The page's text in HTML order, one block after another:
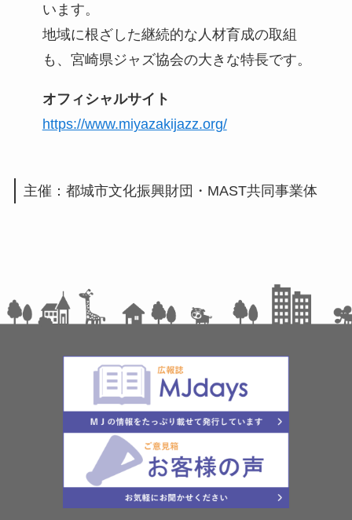
います。
地域に根ざした継続的な人材育成の取組
も、宮崎県ジャズ協会の大きな特長です。
オフィシャルサイト
https://www.miyazakijazz.org/
主催：都城市文化振興財団・MAST共同事業体